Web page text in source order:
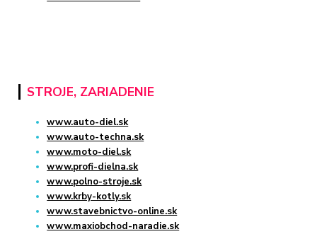
STROJE, ZARIADENIE
www.auto-diel.sk
www.auto-techna.sk
www.moto-diel.sk
www.profi-dielna.sk
www.polno-stroje.sk
www.krby-kotly.sk
www.stavebnictvo-online.sk
www.maxiobchod-naradie.sk